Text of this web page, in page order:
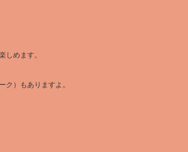
しめます。
）もありますよ。